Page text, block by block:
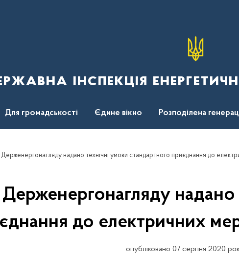
інспекція
Для громадськості Єдине вікно Розподілена
надано технічні умови стандартного приєднання до
надано
до електричних
опубліковано 07 серпня 2020